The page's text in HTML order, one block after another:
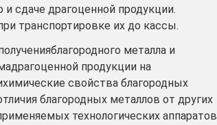
сдаче драгоценной продукции.
транспортировке их до кассы.
металла и
продукции на
свойства благородных
благородных металлов от других
технологических аппаратов